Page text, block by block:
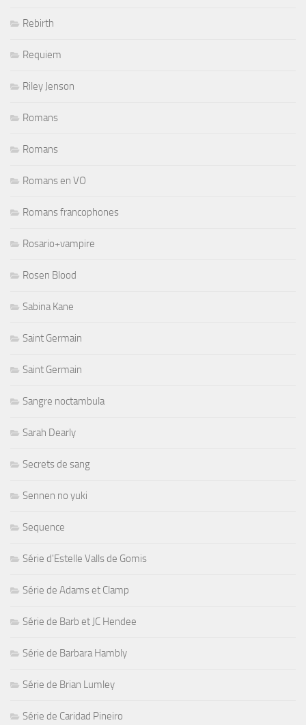
Rebirth
Requiem
Riley Jenson
Romans
Romans
Romans en VO
Romans francophones
Rosario+vampire
Rosen Blood
Sabina Kane
Saint Germain
Saint Germain
Sangre noctambula
Sarah Dearly
Secrets de sang
Sennen no yuki
Sequence
Série d'Estelle Valls de Gomis
Série de Adams et Clamp
Série de Barb et JC Hendee
Série de Barbara Hambly
Série de Brian Lumley
Série de Caridad Pineiro